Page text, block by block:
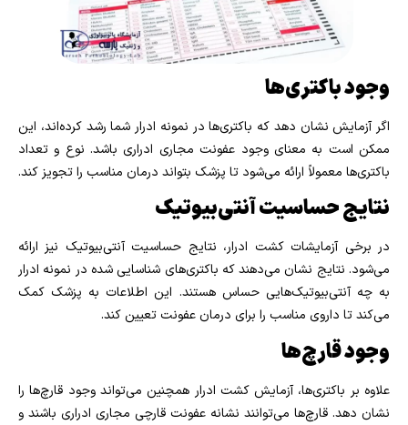
وجود باکتری‌ها
اگر آزمایش نشان دهد که باکتری‌ها در نمونه ادرار شما رشد کرده‌اند، این
ممکن است به معنای وجود عفونت مجاری ادراری باشد. نوع و تعداد
باکتری‌ها معمولاً ارائه می‌شود تا پزشک بتواند درمان مناسب را تجویز کند.
نتایج حساسیت آنتی‌بیوتیک
در برخی آزمایشات کشت ادرار، نتایج حساسیت آنتی‌بیوتیک نیز ارائه
می‌شود. نتایج نشان می‌دهند که باکتری‌های شناسایی شده در نمونه ادرار
به چه آنتی‌بیوتیک‌هایی حساس هستند. این اطلاعات به پزشک کمک
می‌کند تا داروی مناسب را برای درمان عفونت تعیین کند.
وجود قارچ‌ها
علاوه بر باکتری‌ها، آزمایش کشت ادرار همچنین می‌تواند وجود قارچ‌ها را
نشان دهد. قارچ‌ها می‌توانند نشانه عفونت قارچی مجاری ادراری باشند و